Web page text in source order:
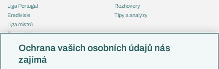
Liga Portugal
Eredivisie
Liga mistrů
Evropská liga
Mistrovství světa
Liga národů
Rozhovory
Tipy a analýzy
Česko
Ochrana vašich osobních údajů nás
zajímá